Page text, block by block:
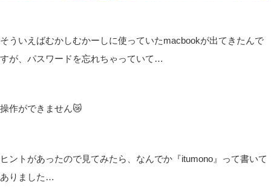
そういえばむかしむかーしに使っていたmacbookが出てきたんで
すが、パスワードを忘れちゃっていて…
操作ができません😿
ヒントがあったので見てみたら、なんでか『itumono』って書いて
ありました…